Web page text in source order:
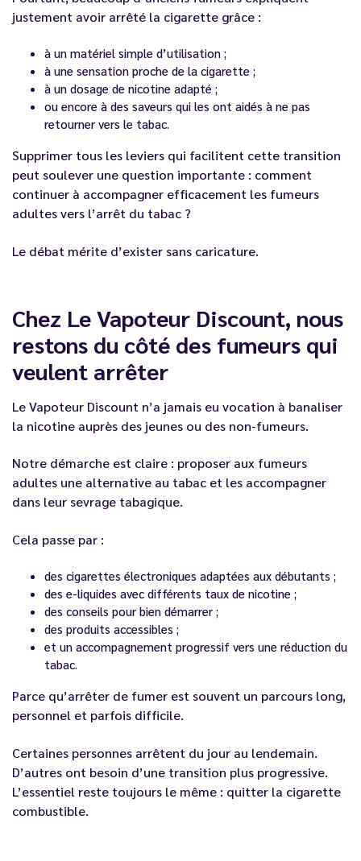
justement avoir arrêté la cigarette grâce :
à un matériel simple d’utilisation ;
à une sensation proche de la cigarette ;
à un dosage de nicotine adapté ;
ou encore à des saveurs qui les ont aidés à ne pas
retourner vers le tabac.
Supprimer tous les leviers qui facilitent cette transition
peut soulever une question importante : comment
continuer à accompagner efficacement les fumeurs
adultes vers l’arrêt du tabac ?
Le débat mérite d’exister sans caricature.
Chez Le Vapoteur Discount, nous
restons du côté des fumeurs qui
veulent arrêter
Le Vapoteur Discount n’a jamais eu vocation à banaliser
la nicotine auprès des jeunes ou des non-fumeurs.
Notre démarche est claire : proposer aux fumeurs
adultes une alternative au tabac et les accompagner
dans leur sevrage tabagique.
Cela passe par :
des cigarettes électroniques adaptées aux débutants ;
des e-liquides avec différents taux de nicotine ;
des conseils pour bien démarrer ;
des produits accessibles ;
et un accompagnement progressif vers une réduction du
tabac.
Parce qu’arrêter de fumer est souvent un parcours long,
personnel et parfois difficile.
Certaines personnes arrêtent du jour au lendemain.
D’autres ont besoin d’une transition plus progressive.
L’essentiel reste toujours le même : quitter la cigarette
combustible.